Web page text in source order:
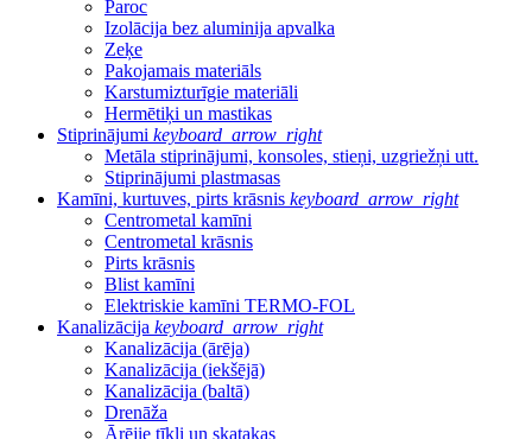
Paroc
Izolācija bez aluminija apvalka
Zeķe
Pakojamais materiāls
Karstumizturīgie materiāli
Hermētiķi un mastikas
Stiprinājumi keyboard_arrow_right
Metāla stiprinājumi, konsoles, stieņi, uzgriežņi utt.
Stiprinājumi plastmasas
Kamīni, kurtuves, pirts krāsnis keyboard_arrow_right
Centrometal kamīni
Centrometal krāsnis
Pirts krāsnis
Blist kamīni
Elektriskie kamīni TERMO-FOL
Kanalizācija keyboard_arrow_right
Kanalizācija (ārēja)
Kanalizācija (iekšējā)
Kanalizācija (baltā)
Drenāža
Ārējie tīkli un skatakas